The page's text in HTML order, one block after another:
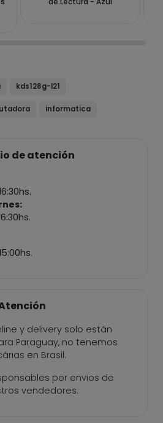
kds128g-l21
informatica
de atención
y delivery solo están
Paraguay, no tenemos
en Brasil.
por envios de
vendedores.